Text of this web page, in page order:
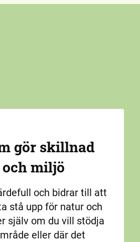
gör skillnad
miljö
och bidrar till att
stå upp för natur och
själv om du vill stödja
eller där det